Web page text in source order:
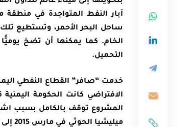
آبار النفط المتواجدة في منطقة
الخام. كما يمكنها أن تضخ يوميًّا
التحميل.
الافتراضي كانت الحكومة
المشروع توقف بالكامل بسبب